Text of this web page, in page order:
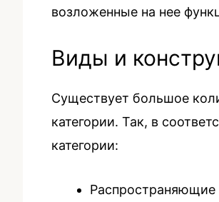
возложенные на нее
Виды и
Существует большое
категории. Так, в
категории:
Распространяющие